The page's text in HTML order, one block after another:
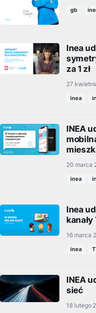
gb
Inea
za 1 zł
27
inea
INEA
20 marca
inea
Inea
kanały
16 marca
inea
INEA
sieć
18 lutego